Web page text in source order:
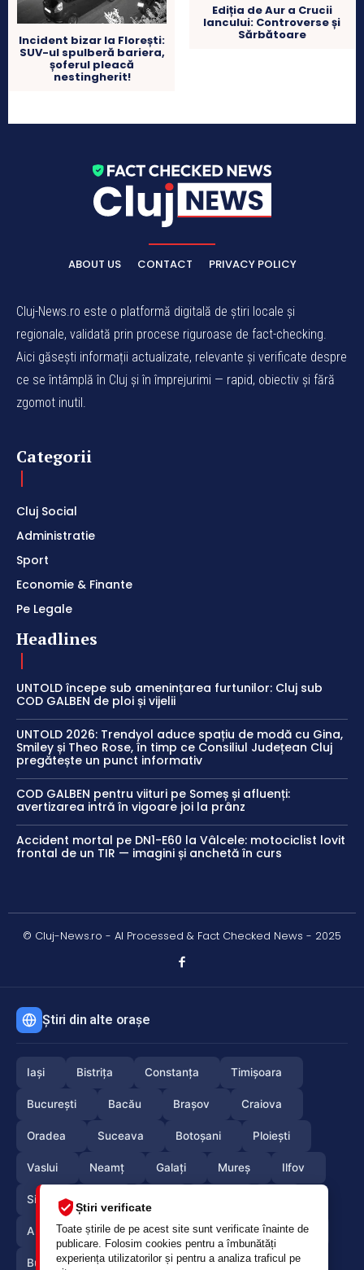
Știri verificate
Toate știrile de pe acest site sunt verificate înainte de
publicare. Folosim cookies pentru a îmbunătăți
experiența utilizatorilor și pentru a analiza traficul pe
Incident bizar la Florești:
SUV-ul spulberă bariera,
șoferul pleacă
nestingherit!
Ediția de Aur a Crucii
Iancului: Controverse și
Sărbătoare
ABOUT US CONTACT PRIVACY POLICY
Cluj-News.ro este o platformă digitală de știri locale și
regionale, validată prin procese riguroase de fact-checking.
Aici găsești informații actualizate, relevante și verificate despre
ce se întâmplă în Cluj și în împrejurimi — rapid, obiectiv și fără
zgomot inutil.
Categorii
Cluj Social
Administratie
Sport
Economie & Finante
Pe Legale
Headlines
UNTOLD începe sub amenințarea furtunilor: Cluj sub
COD GALBEN de ploi și vijelii
UNTOLD 2026: Trendyol aduce spațiu de modă cu Gina,
Smiley și Theo Rose, în timp ce Consiliul Județean Cluj
pregătește un punct informativ
COD GALBEN pentru viituri pe Someș și afluenți:
avertizarea intră în vigoare joi la prânz
Accident mortal pe DN1-E60 la Vâlcele: motociclist lovit
frontal de un TIR — imagini și anchetă în curs
© Cluj-News.ro - AI Processed & Fact Checked News - 2025
Știri din alte orașe
Iași Bistrița Constanța Timișoara
București Bacău Brașov Craiova
Oradea Suceava Botoșani Ploiești
Vaslui Neamț Galați Mureș Ilfov
Sibiu
Arges Maramures Vrancea Satumare
Buzau Braila Calarasi Caras-Severin